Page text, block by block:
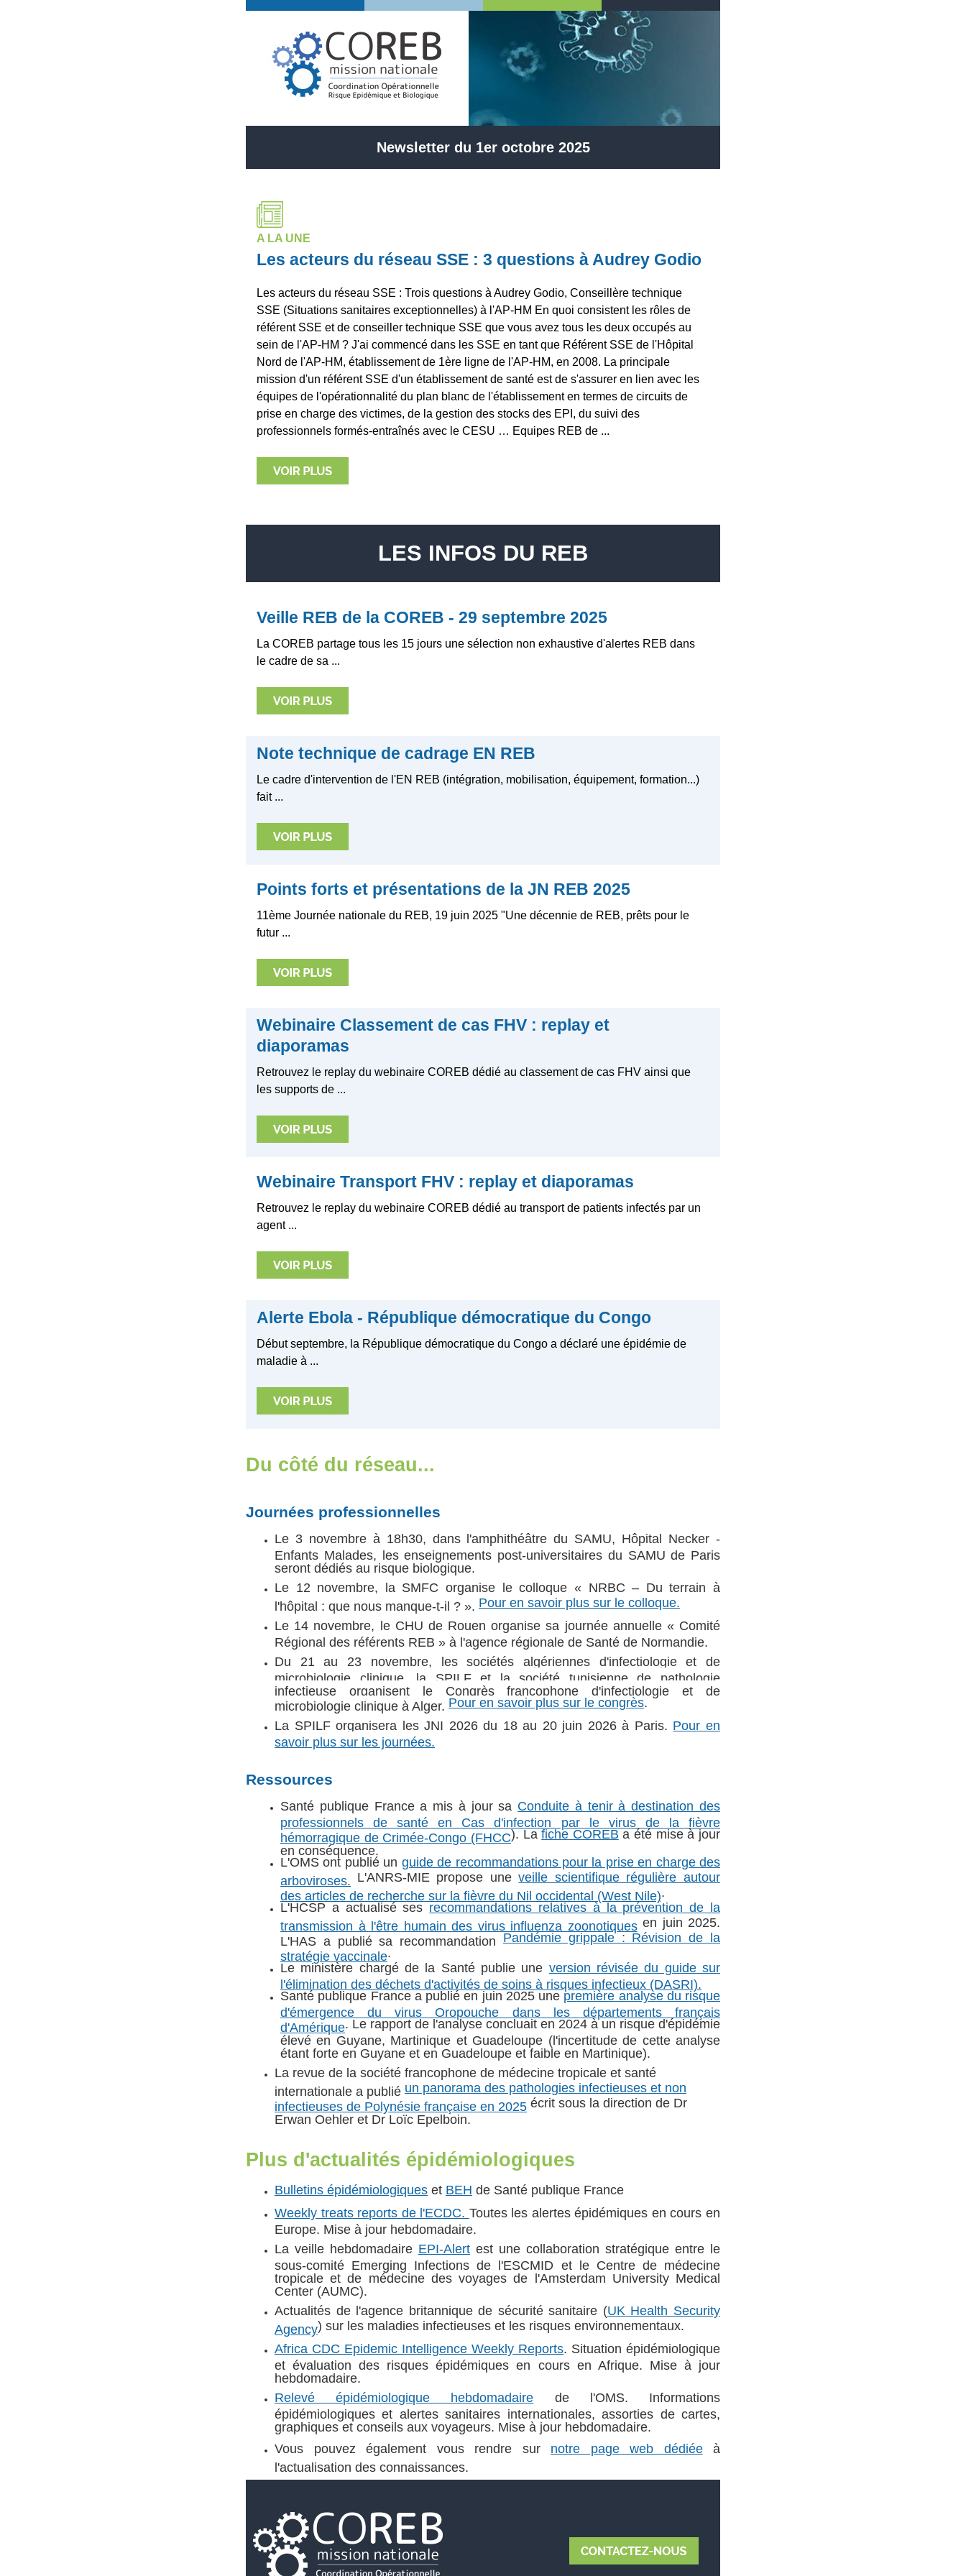
Newsletter du 1er octobre 2025
A LA UNE
Les acteurs du réseau SSE : 3 questions à Audrey Godio
Les acteurs du réseau SSE : Trois questions à Audrey Godio, Conseillère technique
SSE (Situations sanitaires exceptionnelles) à l'AP-HM En quoi consistent les rôles de
référent SSE et de conseiller technique SSE que vous avez tous les deux occupés au
sein de l'AP-HM ? J'ai commencé dans les SSE en tant que Référent SSE de l'Hôpital
Nord de l'AP-HM, établissement de 1ère ligne de l'AP-HM, en 2008. La principale
mission d'un référent SSE d'un établissement de santé est de s'assurer en lien avec les
équipes de l'opérationnalité du plan blanc de l'établissement en termes de circuits de
prise en charge des victimes, de la gestion des stocks des EPI, du suivi des
professionnels formés-entraînés avec le CESU … Equipes REB de ...
LES INFOS DU REB
Veille REB de la COREB - 29 septembre 2025
La COREB partage tous les 15 jours une sélection non exhaustive d'alertes REB dans
le cadre de sa ...
Note technique de cadrage EN REB
Le cadre d'intervention de l'EN REB (intégration, mobilisation, équipement, formation...)
fait ...
Points forts et présentations de la JN REB 2025
11ème Journée nationale du REB, 19 juin 2025 "Une décennie de REB, prêts pour le
futur ...
Webinaire Classement de cas FHV : replay et
diaporamas
Retrouvez le replay du webinaire COREB dédié au classement de cas FHV ainsi que
les supports de ...
Webinaire Transport FHV : replay et diaporamas
Retrouvez le replay du webinaire COREB dédié au transport de patients infectés par un
agent ...
Alerte Ebola - République démocratique du Congo
Début septembre, la République démocratique du Congo a déclaré une épidémie de
maladie à ...
Du côté du réseau...
Journées professionnelles
Le 3 novembre à 18h30, dans l'amphithéâtre du SAMU, Hôpital Necker -
Enfants Malades, les enseignements post-universitaires du SAMU de Paris
seront dédiés au risque biologique.
Le 12 novembre, la SMFC organise le colloque « NRBC – Du terrain à
l'hôpital : que nous manque-t-il ? ». Pour en savoir plus sur le colloque.
Le 14 novembre, le CHU de Rouen organise sa journée annuelle « Comité
Régional des référents REB » à l'agence régionale de Santé de Normandie.
Du 21 au 23 novembre, les sociétés algériennes d'infectiologie et de
microbiologie clinique, la SPILF et la société tunisienne de pathologie
infectieuse organisent le Congrès francophone d'infectiologie et de
microbiologie clinique à Alger. Pour en savoir plus sur le congrès.
La SPILF organisera les JNI 2026 du 18 au 20 juin 2026 à Paris. Pour en
savoir plus sur les journées.
Ressources
Santé publique France a mis à jour sa Conduite à tenir à destination des
professionnels de santé en Cas d'infection par le virus de la fièvre
hémorragique de Crimée-Congo (FHCC). Lafiche COREB a été mise à jour
en conséquence.
L'OMS ont publié un guide de recommandations pour la prise en charge des
arboviroses. L'ANRS-MIE propose uneveille scientifique régulière autour
des articles de recherche sur la fièvre du Nil occidental (West Nile).
L'HCSP a actualisé ses recommandations relatives à la prévention de la
transmission à l'être humain des virus influenza zoonotiques en juin 2025.
L'HAS a publié sa recommandation Pandémie grippale : Révision de la
stratégie vaccinale.
Le ministère chargé de la Santé publie une version révisée du guide sur
l'élimination des déchets d'activités de soins à risques infectieux (DASRI).
Santé publique France a publié en juin 2025 une première analyse du risque
d'émergence du virus Oropouche dans les départements français
d'Amérique. Le rapport de l'analyse concluait en 2024 à un risque d'épidémie
élevé en Guyane, Martinique et Guadeloupe (l'incertitude de cette analyse
étant forte en Guyane et en Guadeloupe et faible en Martinique).
La revue de la société francophone de médecine tropicale et santé
internationale a publié un panorama des pathologies infectieuses et non
infectieuses de Polynésie française en 2025 écrit sous la direction de Dr
Erwan Oehler et Dr Loïc Epelboin.
Plus d'actualités épidémiologiques
Bulletins épidémiologiques et BEH de Santé publique France
Weekly treats reports de l'ECDC. Toutes les alertes épidémiques en cours en
Europe. Mise à jour hebdomadaire.
La veille hebdomadaire EPI-Alert est une collaboration stratégique entre le
sous-comité Emerging Infections de l'ESCMID et le Centre de médecine
tropicale et de médecine des voyages de l'Amsterdam University Medical
Center (AUMC).
Actualités de l'agence britannique de sécurité sanitaire (UK Health Security
Agency) sur les maladies infectieuses et les risques environnementaux.
Africa CDC Epidemic Intelligence Weekly Reports. Situation épidémiologique
et évaluation des risques épidémiques en cours en Afrique. Mise à jour
hebdomadaire.
Relevé épidémiologique hebdomadaire de l'OMS. Informations
épidémiologiques et alertes sanitaires internationales, assorties de cartes,
graphiques et conseils aux voyageurs. Mise à jour hebdomadaire.
Vous pouvez également vous rendre sur notre page web dédiéeà
l'actualisation des connaissances.